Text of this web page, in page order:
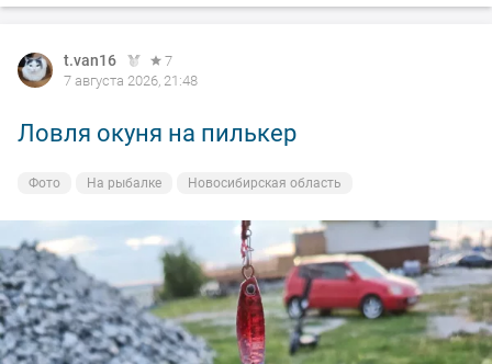
t.van16
7
7 августа 2026, 21:48
Ловля окуня на пилькер
Фото На рыбалке Новосибирская область